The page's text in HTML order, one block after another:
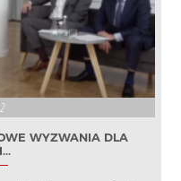
WYZWANIA DLA